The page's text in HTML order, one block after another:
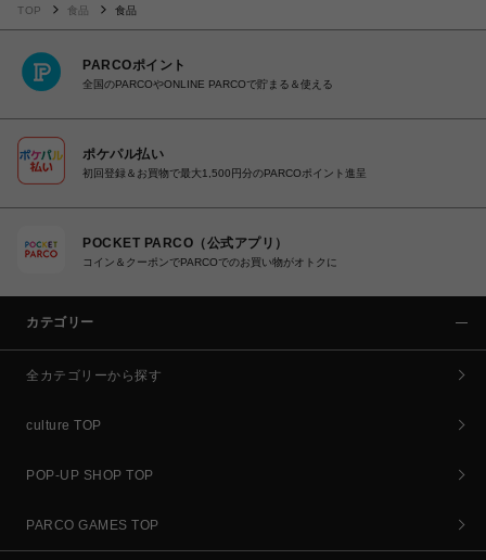
TOP 食品 食品
PARCOポイント
全国のPARCOやONLINE PARCOで貯まる＆使える
ポケパル払い
初回登録＆お買物で最大1,500円分のPARCOポイント進呈
POCKET PARCO（公式アプリ）
コイン＆クーポンでPARCOでのお買い物がオトクに
カテゴリー
全カテゴリーから探す
culture TOP
POP-UP SHOP TOP
PARCO GAMES TOP